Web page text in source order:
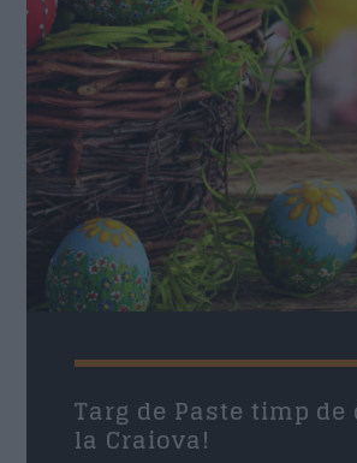
Targ de Paste timp de
la Craiova!